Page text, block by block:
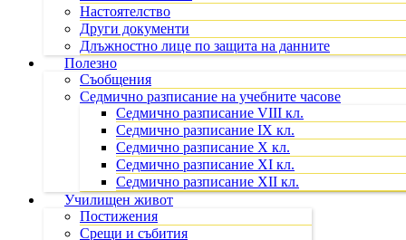
Настоятелство
Други документи
Длъжностно лице по защита на данните
Полезно
Съобщения
Седмично разписание на учебните часове
Седмично разписание VIII кл.
Седмично разписание IX кл.
Седмично разписание X кл.
Седмично разписание XI кл.
Седмично разписание XII кл.
Училищен живот
Постижения
Срещи и събития